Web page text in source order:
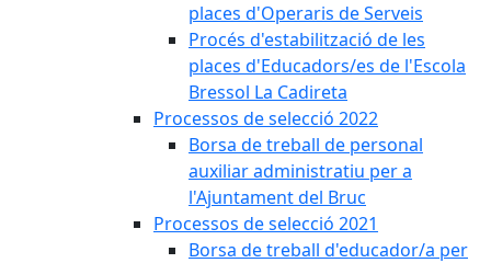
places d'Operaris de Serveis
Procés d'estabilització de les
places d'Educadors/es de l'Escola
Bressol La Cadireta
Processos de selecció 2022
Borsa de treball de personal
auxiliar administratiu per a
l'Ajuntament del Bruc
Processos de selecció 2021
Borsa de treball d'educador/a per